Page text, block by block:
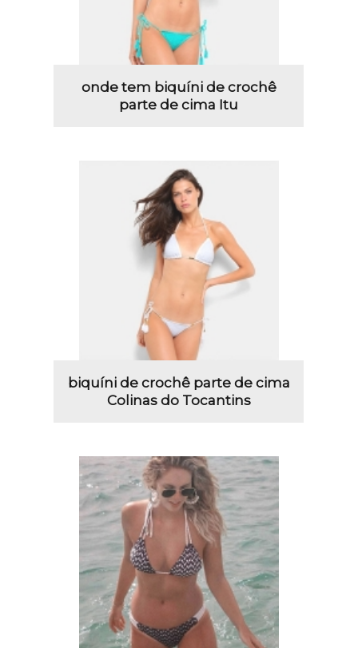
onde tem biquíni de crochê
parte de cima Itu
biquíni de crochê parte de cima
Colinas do Tocantins